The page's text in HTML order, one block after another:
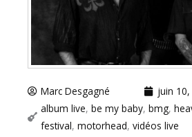
Marc Desgagné
juin
album live, be my baby, bmg,
festival, motorhead, vidéos live